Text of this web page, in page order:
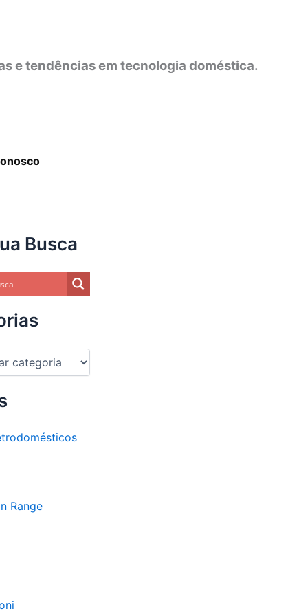
e tendências em tecnologia doméstica.
Busca
Range